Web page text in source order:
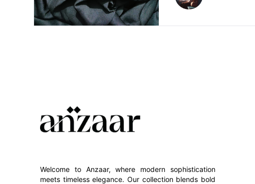
Welcome to Anzaar, where modern sophistication
meets timeless elegance. Our collection blends bold